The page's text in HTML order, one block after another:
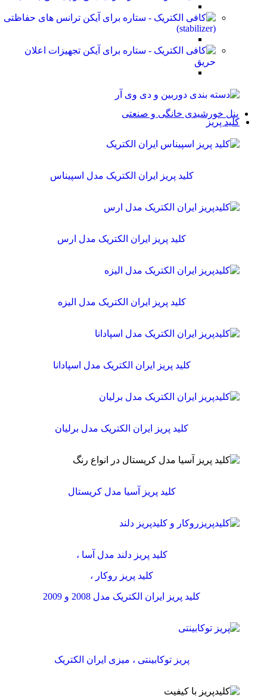
ترانس های حفاظتی
(stabilizer)
تجهیزات اعلان
حریق
پنل خورشیدی خانگی و صنعتی
کلید پریز
کلید پریز ایران الکتریک مدل اسپیناس
کلید پریز ایران الکتریک مدل ارس
کلید پریز ایران الکتریک مدل الیزه
کلید پریز ایران الکتریک مدل اسپادانا
کلید پریز ایران الکتریک مدل برلیان
کلید پریز آسیا مدل کریستال
کلید پریز دلند مدل آسا ،
کلید پریز روکار ،
کلید پریز ایران الکتریک مدل 2008 و 2009
پریز توکابینتی ، میزی ایران الکتریک